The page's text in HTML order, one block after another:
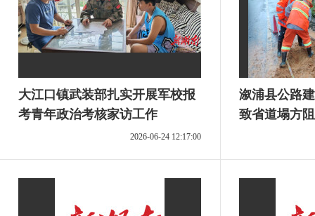
大江口镇武装部扎实开展军校报
考青年政治考核家访工作
2026-06-24 12:17:00
溆浦县公路
致省道塌方